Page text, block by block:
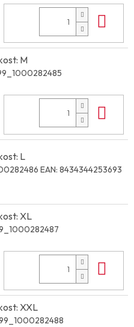
M
L
EAN: 8434344253693
XL
XXL